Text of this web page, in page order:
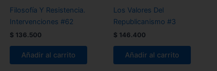
Filosofía Y Resistencia.
Intervenciones #62
$ 136.500
Añadir al carrito
Los Valores Del
Republicanismo #3
$ 146.400
Añadir al carrito